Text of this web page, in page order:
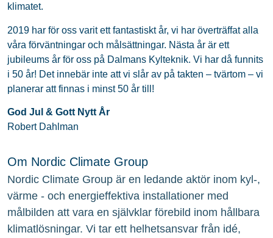
klimatet.
2019 har för oss varit ett fantastiskt år, vi har överträffat alla
våra förväntningar och målsättningar. Nästa år är ett
jubileums år för oss på Dalmans Kylteknik. Vi har då funnits
i 50 år! Det innebär inte att vi slår av på takten – tvärtom – vi
planerar att finnas i minst 50 år till!
God Jul & Gott Nytt År
Robert Dahlman
Om Nordic Climate Group
Nordic Climate Group är en ledande aktör inom kyl-,
värme - och energieffektiva installationer med
målbilden att vara en självklar förebild inom hållbara
klimatlösningar. Vi tar ett helhetsansvar från idé,